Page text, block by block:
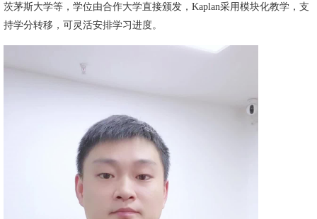
茨茅斯大学等，学位由合作大学直接颁发，Kaplan采用模块化教学，支
持学分转移，可灵活安排学习进度。